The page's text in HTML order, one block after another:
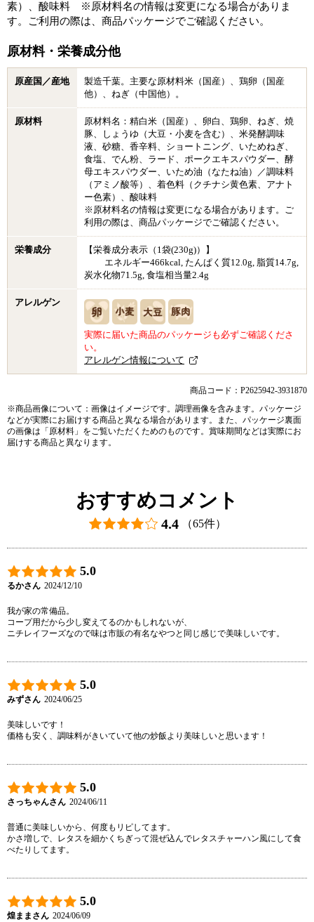
素）、酸味料 ※原材料名の情報は変更になる場合がありま
す。ご利用の際は、商品パッケージでご確認ください。
原材料・栄養成分他
原産国／産地
製造千葉。主要な原材料米（国産）、鶏卵（国産
他）、ねぎ（中国他）。
原材料
原材料名：精白米（国産）、卵白、鶏卵、ねぎ、焼
豚、しょうゆ（大豆・小麦を含む）、米発酵調味
液、砂糖、香辛料、ショートニング、いためねぎ、
食塩、でん粉、ラード、ポークエキスパウダー、酵
母エキスパウダー、いため油（なたね油）／調味料
（アミノ酸等）、着色料（クチナシ黄色素、アナト
ー色素）、酸味料
※原材料名の情報は変更になる場合があります。ご
利用の際は、商品パッケージでご確認ください。
栄養成分
【栄養成分表示（1袋(230g)）】
エネルギー466kcal, たんぱく質12.0g, 脂質14.7g,
炭水化物71.5g, 食塩相当量2.4g
アレルゲン
実際に届いた商品のパッケージも必ずご確認くださ
い。
アレルゲン情報について
商品コード：P2625942-3931870
※商品画像について：画像はイメージです。調理画像を含みます。パッケージ
などが実際にお届けする商品と異なる場合があります。また、パッケージ裏面
の画像は「原材料」をご覧いただくためのものです。賞味期間などは実際にお
届けする商品と異なります。
おすすめコメント
4.4 （65件）
5.0
るかさん 2024/12/10
我が家の常備品。
コープ用だから少し変えてるのかもしれないが、
ニチレイフーズなので味は市販の有名なやつと同じ感じで美味しいです。
5.0
みずさん 2024/06/25
美味しいです！
価格も安く、調味料がきいていて他の炒飯より美味しいと思います！
5.0
さっちゃんさん 2024/06/11
普通に美味しいから、何度もリピしてます。
かさ増しで、レタスを細かくちぎって混ぜ込んでレタスチャーハン風にして食
べたりしてます。
5.0
煌ままさん 2024/06/09